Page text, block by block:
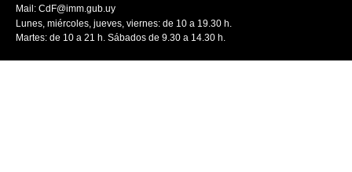
Mail: CdF@imm.gub.uy
Lunes, miércoles, jueves, viernes: de 10 a 19.30 h.
Martes: de 10 a 21 h. Sábados de 9.30 a 14.30 h.